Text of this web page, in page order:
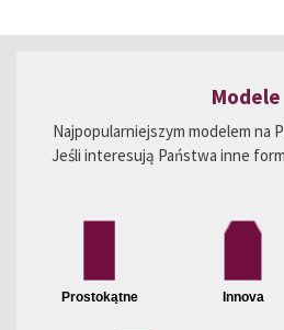
Modele
Najpopularniejszym modelem na
Jeśli interesują Państwa inne
Prostokątne Innova